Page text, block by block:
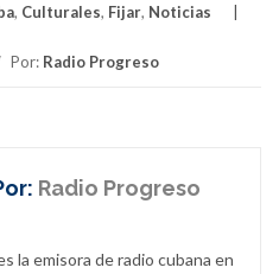
, Culturales, Fijar, Noticias
Por: Radio Progreso
Radio Progreso
la emisora de radio cubana en